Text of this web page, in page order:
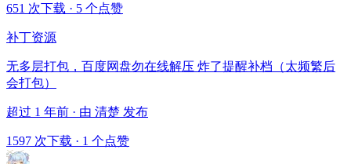
651 次下载 · 5 个点赞
补丁资源
无多层打包，百度网盘勿在线解压 炸了提醒补档（太频繁后
会打包）
超过 1 年前 · 由 清楚 发布
1597 次下载 · 1 个点赞